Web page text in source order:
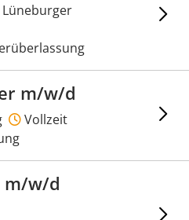
m/w/d
Vollzeit
m/w/d